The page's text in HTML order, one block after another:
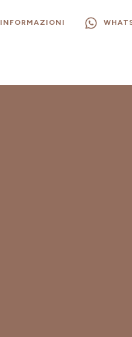
INFORMAZIONI